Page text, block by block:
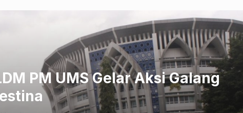
PM UMS Gelar Aksi Galang